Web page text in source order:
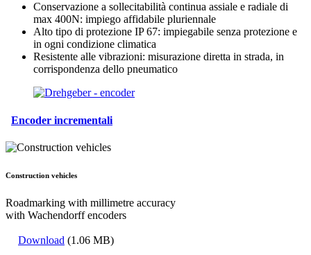
Conservazione a sollecitabilità continua assiale e radiale di
max 400N: impiego affidabile pluriennale
Alto tipo di protezione IP 67: impiegabile senza protezione e
in ogni condizione climatica
Resistente alle vibrazioni: misurazione diretta in strada, in
corrispondenza dello pneumatico
Encoder incrementali
Construction vehicles
Roadmarking with millimetre accuracy
with Wachendorff encoders
Download (1.06 MB)